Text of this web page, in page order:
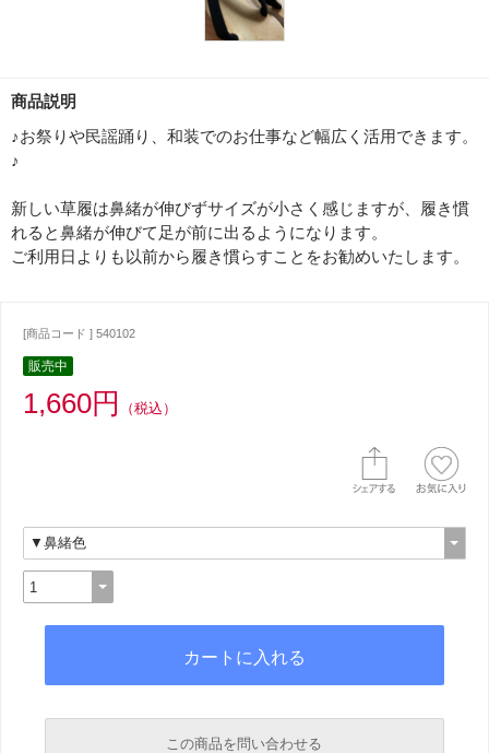
商品説明
♪お祭りや民謡踊り、和装でのお仕事など幅広く活用できます。
♪
新しい草履は鼻緒が伸びずサイズが小さく感じますが、履き慣
れると鼻緒が伸びて足が前に出るようになります。
ご利用日よりも以前から履き慣らすことをお勧めいたします。
[商品コード ] 540102
販売中
1,660円 （税込）
この商品を問い合わせる